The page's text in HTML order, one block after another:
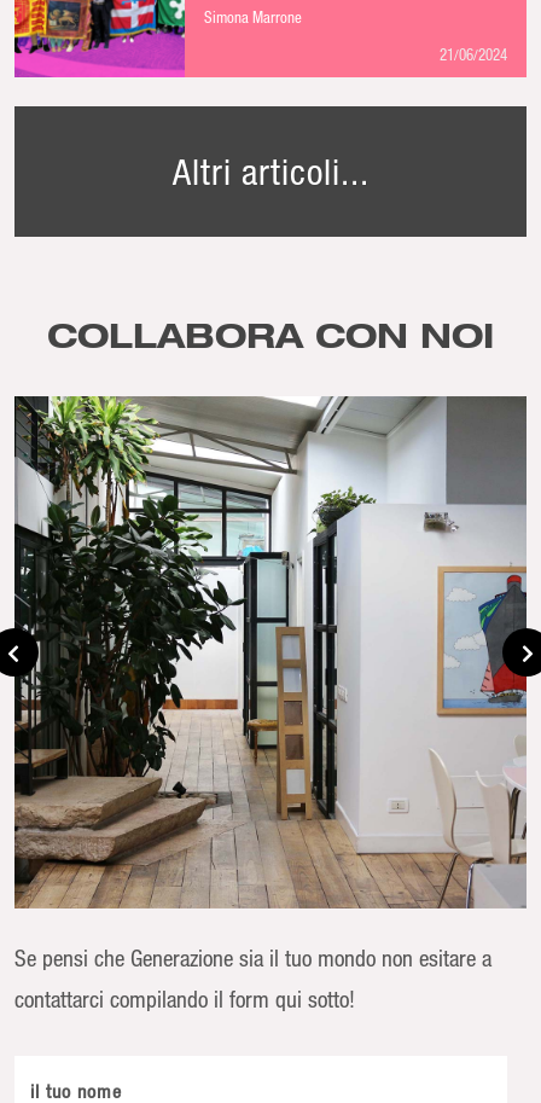
Paese
Simona Marrone
21/06/2024
Altri articoli...
COLLABORA CON NOI
Se pensi che Generazione sia il tuo mondo non esitare a
contattarci compilando il form qui sotto!
il tuo nome